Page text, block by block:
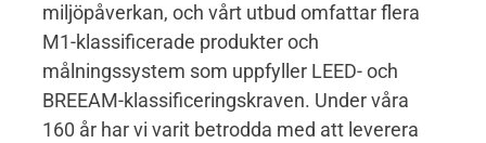
miljöpåverkan, och vårt utbud omfattar flera
M1-klassificerade produkter och
målningssystem som uppfyller LEED- och
BREEAM-klassificeringskraven. Under våra
160 år har vi varit betrodda med att leverera